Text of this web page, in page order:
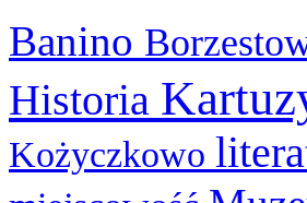
Banino
Historia
Kożyczkowo